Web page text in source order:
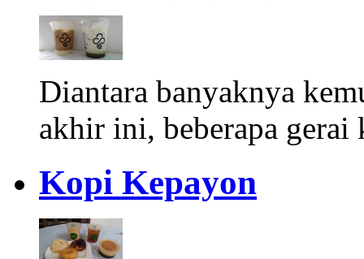
Diantara banyaknya
akhir ini, beberapa
Kopi Kepayon